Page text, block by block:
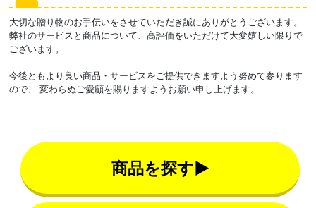
大切な贈り物のお手伝いをさせていただき誠にありがとうございます。
弊社のサービスと商品について、高評価をいただけて大変嬉しい限りで
ございます。
今後ともより良い商品・サービスをご提供できますよう努めて参ります
ので、 変わらぬご愛顧を賜りますようお願い申し上げます。
商品を探す▶